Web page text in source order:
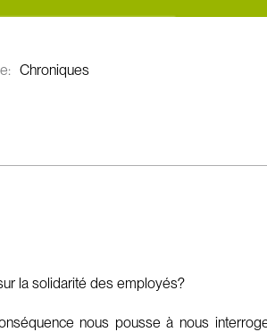
Chroniques
la solidarité des employés?
nous pousse à nous